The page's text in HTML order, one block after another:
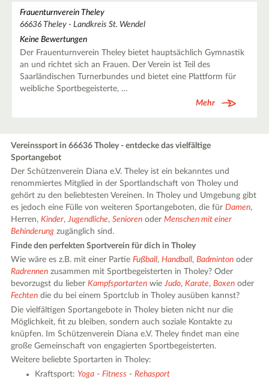
Frauenturnverein Theley
66636 Theley - Landkreis St. Wendel
Keine Bewertungen
Der Frauenturnverein Theley bietet hauptsächlich Gymnastik
an und richtet sich an Frauen. Der Verein ist Teil des
Saarländischen Turnerbundes und bietet eine Plattform für
weibliche Sportbegeisterte, …
Mehr
Vereinssport in 66636 Tholey - entdecke das vielfältige
Sportangebot
Der Schützenverein Diana e.V. Theley ist ein bekanntes und
renommiertes Mitglied in der Sportlandschaft von Tholey und
gehört zu den beliebtesten Vereinen. In Tholey und Umgebung gibt
es jedoch eine Fülle von weiteren Sportangeboten, die fürDamen,
Herren,Kinder,Jugendliche,Senioren oderMenschen mit einer
Behinderung zugänglich sind.
Finde den perfekten Sportverein für dich in Tholey
Wie wäre es z.B. mit einer PartieFußball,Handball,Badminton oder
Radrennen zusammen mit Sportbegeisterten in Tholey? Oder
bevorzugst du lieberKampfsportarten wieJudo,Karate,Boxen oder
Fechten die du bei einem Sportclub in Tholey ausüben kannst?
Die vielfältigen Sportangebote in Tholey bieten nicht nur die
Möglichkeit, fit zu bleiben, sondern auch soziale Kontakte zu
knüpfen. Im Schützenverein Diana e.V. Theley findet man eine
große Gemeinschaft von engagierten Sportbegeisterten.
Weitere beliebte Sportarten in Tholey:
Kraftsport: Yoga -Fitness -Rehasport